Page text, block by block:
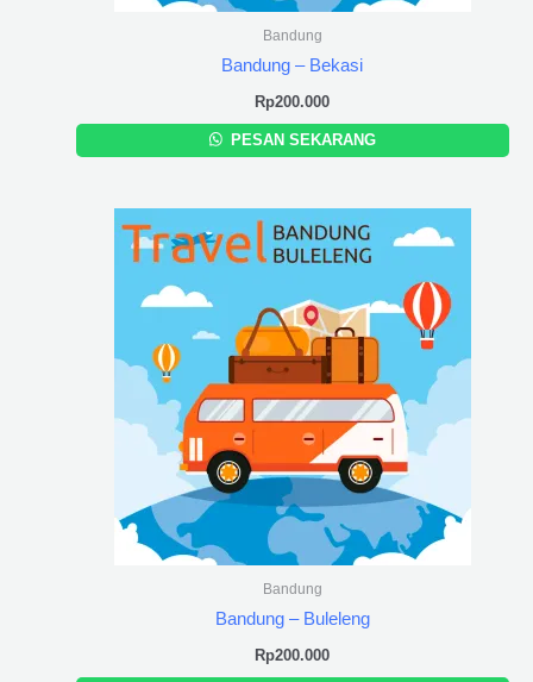
Bandung
Bandung – Bekasi
Rp200.000
PESAN SEKARANG
Bandung
Bandung – Buleleng
Rp200.000